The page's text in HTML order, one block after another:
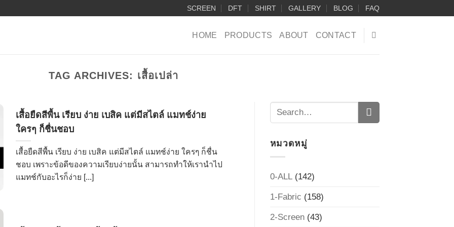
SCREEN DFT SHIRT GALLERY BLOG FAQ
HOME PRODUCTS ABOUT CONTACT
TAG ARCHIVES: เสื้อเปล่า
เสื้อยืดสีพื้น เรียบ ง่าย เบสิค แต่มีสไตล์ แมทช์ง่าย
ใครๆ ก็ชื่นชอบ
เสื้อยืดสีพื้น เรียบ ง่าย เบสิค แต่มีสไตล์ แมทช์ง่าย ใครๆ ก็ชื่น
ชอบ เพราะข้อดีของความเรียบง่ายนั้น สามารถทำให้เรานำไป
แมทช์กับอะไรก็ง่าย [...]
หมวดหมู่
0-ALL(142)
1-Fabric (158)
2-Screen(43)